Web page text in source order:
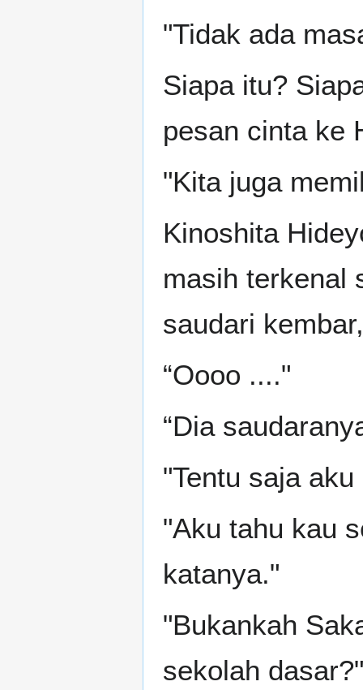
"Tidak ada
Siapa itu?
pesan cinta ke
"Kita juga
Kinoshita
masih terkenal
saudari
“Oooo ...."
“Dia
"Tentu saja
"Aku tahu kau
katanya."
"Bukankah
sekolah dasar?"